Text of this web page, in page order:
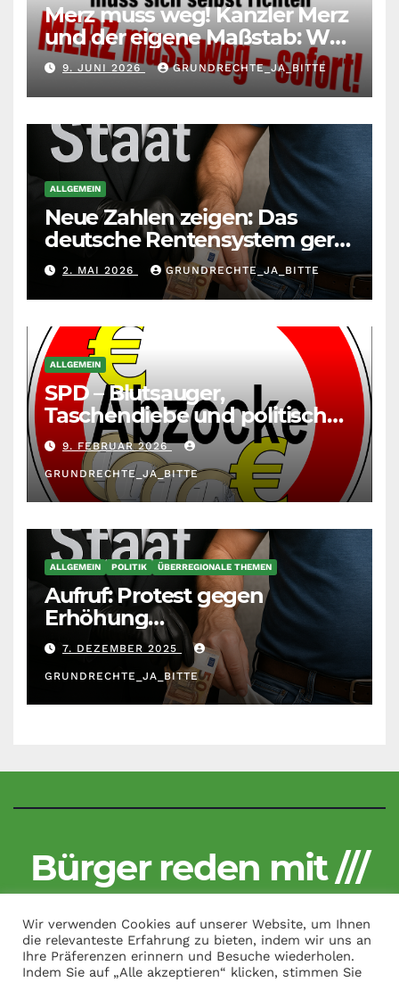
Merz muss weg! Kanzler Merz
und der eigene Maßstab: Wer
andere richtet, muss sich
selbst richten
9. JUNI 2026 GRUNDRECHTE_JA_BITTE
ALLGEMEIN
Neue Zahlen zeigen: Das
deutsche Rentensystem gerät
durch die
Massenzuwanderung
zunehmend unter die Räder.
2. MAI 2026 GRUNDRECHTE_JA_BITTE
ALLGEMEIN
SPD – Blutsauger,
Taschendiebe und politisch
unberechenbar
9. FEBRUAR 2026
GRUNDRECHTE_JA_BITTE
ALLGEMEIN POLITIK ÜBERREGIONALE THEMEN
Aufruf: Protest gegen
Erhöhung
Krankenkassenbeiträge
7. DEZEMBER 2025
GRUNDRECHTE_JA_BITTE
Bürger reden mit ///
Wir verwenden Cookies auf unserer Website, um Ihnen
die relevanteste Erfahrung zu bieten, indem wir uns an
Ihre Präferenzen erinnern und Besuche wiederholen.
Indem Sie auf „Alle akzeptieren“ klicken, stimmen Sie